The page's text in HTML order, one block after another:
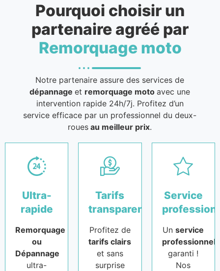
Pourquoi choisir un
partenaire agréé par
Remorquage moto
Notre partenaire assure des services de
dépannageet remorquage motoavec une
intervention rapide 24h/7j. Profitez d’un
service efficace par un professionnel du deux-
roues au meilleur prix.
Ultra-
rapide
Remorquage
ou
Dépannage
ultra-
Tarifs
transparents
Profitez de
tarifs clairs
et sans
surprise
Service
Unservice
professionnel
garanti !
Nos